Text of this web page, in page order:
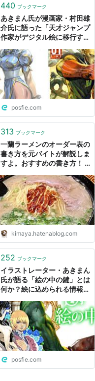
440 ブックマーク
あきまん氏が漫画家・村田雄
介氏に語った「天才ジャンプ
作家がデジタル絵に移行する
posfie.com
313 ブックマーク
一蘭ラーメンのオーダー表の
書き方を元バイトが解説しま
すよ。おすすめの書き方！ -
kimaya.hatenablog.com
252 ブックマーク
イラストレーター・あきまん
氏が語る「絵の中の鍵」とは
何か？絵に込められる情報量
posfie.com